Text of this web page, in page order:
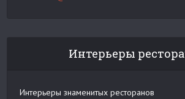
Интерьеры
Интерьеры знаменитых ресторанов